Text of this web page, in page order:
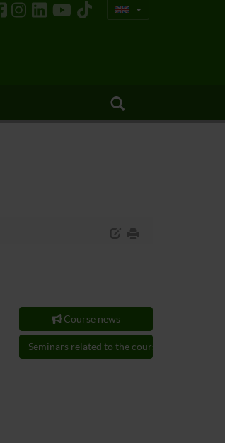
Course news
Seminars related to the course